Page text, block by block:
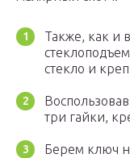
Также, как и
стекло и
три гайки,
Берем ключ